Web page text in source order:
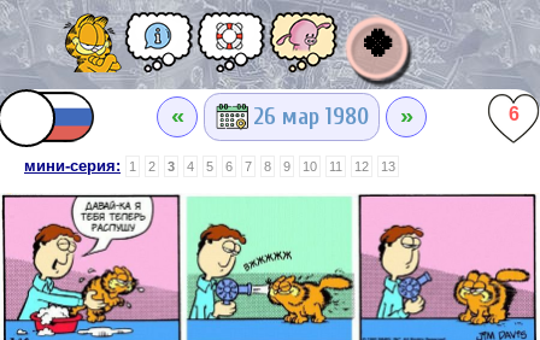
🍀
« 26 мар 1980 » 6
мини-серия: 1 2 3 4 5 6 7 8 9 10 11 12 13